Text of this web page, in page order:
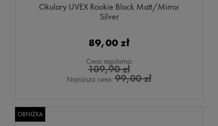
Okulary UVEX Rookie Black Matt/Mirror
Silver
89,00 zł
Cena regularna:
109,90 zł
Najniższa cena: 99,00 zł
OBNIŻKA